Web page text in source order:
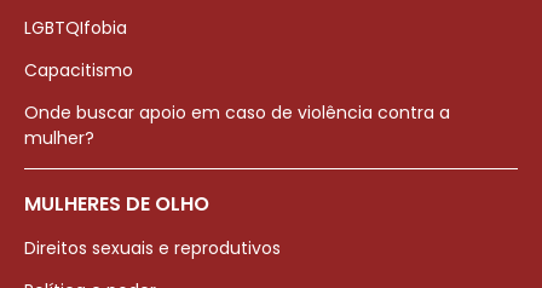
LGBTQIfobia
Capacitismo
Onde buscar apoio em caso de violência contra a
mulher?
MULHERES DE OLHO
Direitos sexuais e reprodutivos